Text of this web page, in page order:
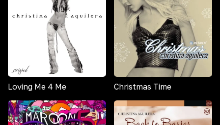
Loving Me 4 Me Christmas Time